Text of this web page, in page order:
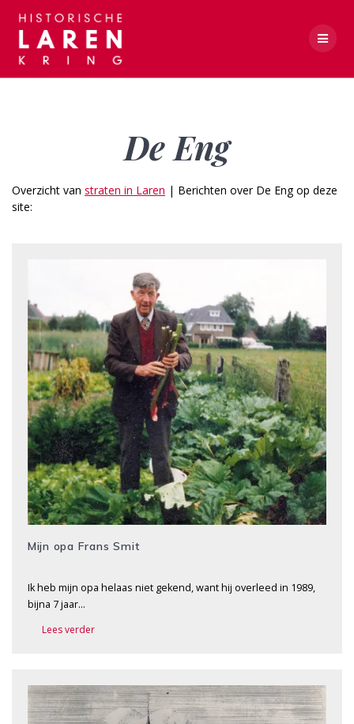
De Eng
Overzicht van straten in Laren | Berichten over De Eng op deze
site:
Mijn opa Frans Smit
Ik heb mijn opa helaas niet gekend, want hij overleed in 1989,
bijna 7 jaar…
Lees verder